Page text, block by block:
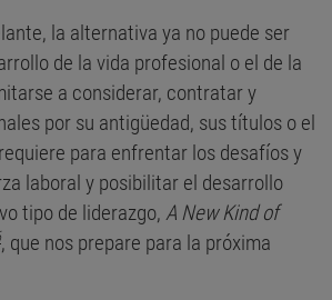
la alternativa ya no puede ser
de la vida profesional o el de la
a considerar, contratar y
por su antigüedad, sus títulos o el
para enfrentar los desafíos y
laboral y posibilitar el desarrollo
tipo de liderazgo, A New Kind of
, que nos prepare para la próxima